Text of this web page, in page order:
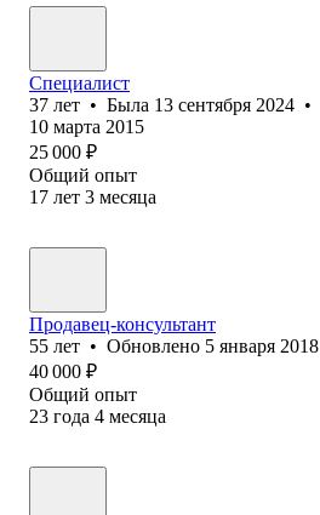
Специалист
37 лет • Была 13 сентября 2024 •
10 марта 2015
25 000 ₽
Общий опыт
17 лет 3 месяца
Продавец-консультант
55 лет • Обновлено 5 января 2018
40 000 ₽
Общий опыт
23 года 4 месяца